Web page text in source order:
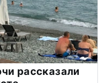
рассказали